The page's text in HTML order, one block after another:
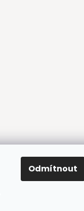
Odmítnout